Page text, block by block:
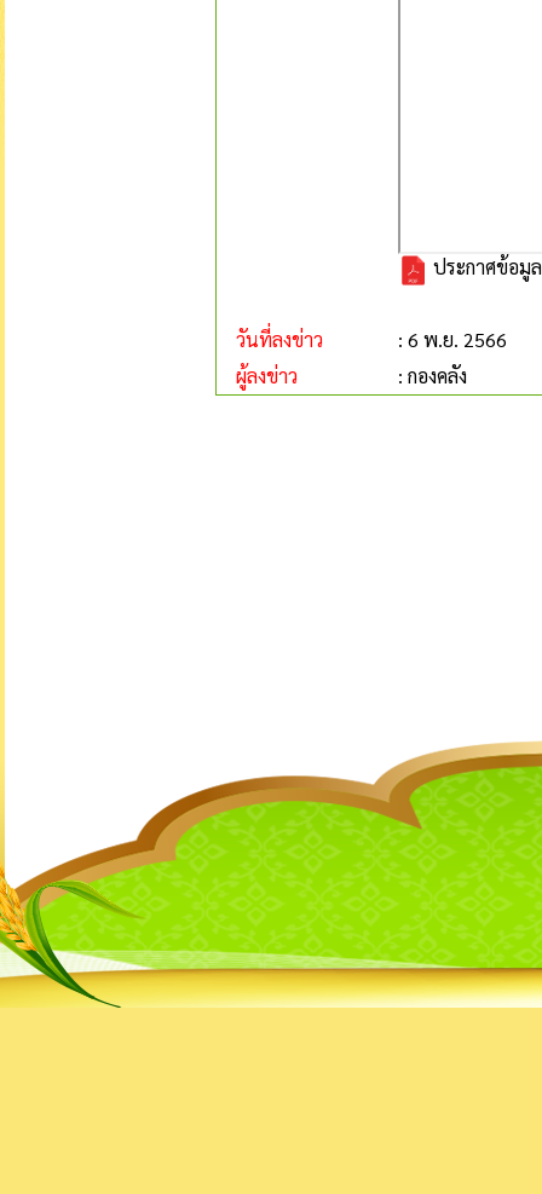
ประกาศข้อมู
วันที่ลงข่าว
: 6 พ.ย. 2566
ผู้ลงข่าว
: กองคลัง